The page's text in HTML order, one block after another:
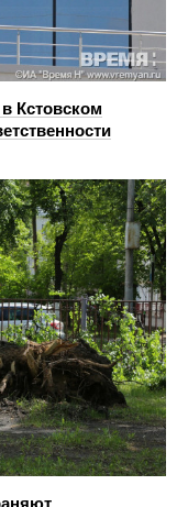
Кстовском